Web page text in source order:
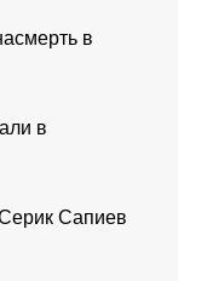
в
в
Сапиев